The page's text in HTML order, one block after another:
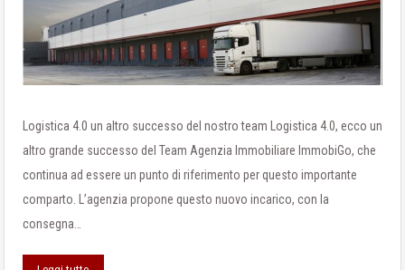
Logistica 4.0 un altro successo del nostro team Logistica 4.0, ecco un
altro grande successo del Team Agenzia Immobiliare ImmobiGo, che
continua ad essere un punto di riferimento per questo importante
comparto. L’agenzia propone questo nuovo incarico, con la
consegna…